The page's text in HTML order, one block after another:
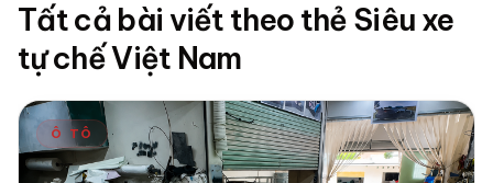
Tất cả bài viết theo thẻ Siêu xe
tự chế Việt Nam
Ô TÔ